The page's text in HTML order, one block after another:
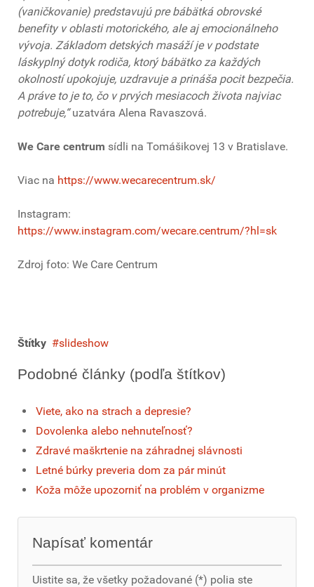
(vaničkovanie) predstavujú pre bábätká obrovské
benefity v oblasti motorického, ale aj emocionálneho
vývoja. Základom detských masáží je v podstate
láskyplný dotyk rodiča, ktorý bábätko za každých
okolností upokojuje, uzdravuje a prináša pocit bezpečia.
A práve to je to, čo v prvých mesiacoch života najviac
potrebuje,“uzatvára Alena Ravaszová.
We Care centrum sídli na Tomášikovej 13 v Bratislave.
Viac na https://www.wecarecentrum.sk/
Instagram:
https://www.instagram.com/wecare.centrum/?hl=sk
Zdroj foto: We Care Centrum
Štítky slideshow
Podobné články (podľa štítkov)
Viete, ako na strach a depresie?
Dovolenka alebo nehnuteľnosť?
Zdravé maškrtenie na záhradnej slávnosti
Letné búrky preveria dom za pár minút
Koža môže upozorniť na problém v organizme
Napísať komentár
Uistite sa, že všetky požadované (*) polia ste